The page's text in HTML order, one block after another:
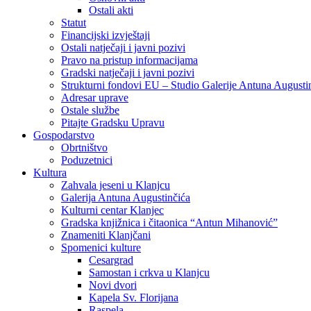
Ostali akti
Statut
Financijski izvještaji
Ostali natječaji i javni pozivi
Pravo na pristup informacijama
Gradski natječaji i javni pozivi
Strukturni fondovi EU – Studio Galerije Antuna
Adresar uprave
Ostale službe
Pitajte Gradsku Upravu
Gospodarstvo
Obrtništvo
Poduzetnici
Kultura
Zahvala jeseni u Klanjcu
Galerija Antuna Augustinčića
Kulturni centar Klanjec
Gradska knjižnica i čitaonica “Antun Mihanović”
Znameniti Klanjčani
Spomenici kulture
Cesargrad
Samostan i crkva u Klanjcu
Novi dvori
Kapela Sv. Florijana